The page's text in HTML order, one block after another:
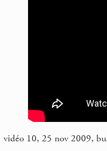
vidéo 10, 25 nov 2009,